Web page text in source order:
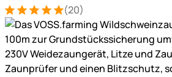
Bewertung: 5 von 5 (20 Bewertungen)
20 Bewertungen
(20)
Produktgalerie